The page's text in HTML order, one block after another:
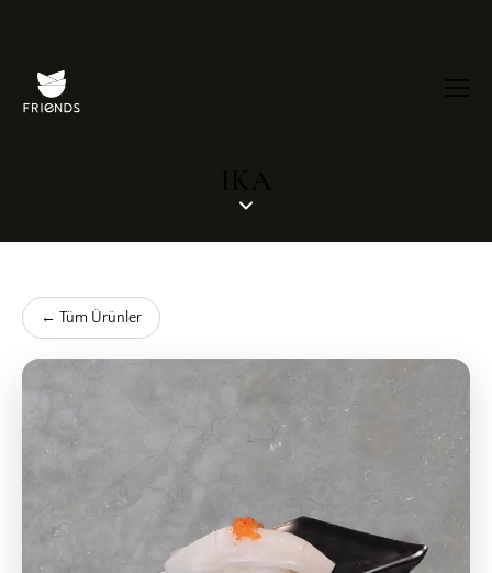
← Tüm Ürünler